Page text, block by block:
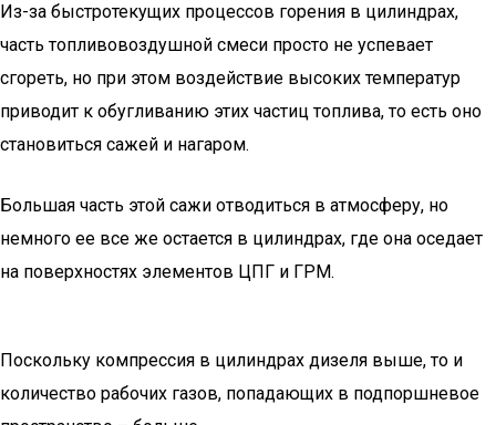
Из-за быстротекущих процессов горения в цилиндрах,
часть топливовоздушной смеси просто не успевает
сгореть, но при этом воздействие высоких температур
приводит к обугливанию этих частиц топлива, то есть оно
становиться сажей и нагаром.
Большая часть этой сажи отводиться в атмосферу, но
немного ее все же остается в цилиндрах, где она оседает
на поверхностях элементов ЦПГ и ГРМ.
Поскольку компрессия в цилиндрах дизеля выше, то и
количество рабочих газов, попадающих в подпоршневое